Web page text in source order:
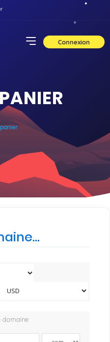
Connexion
domaine